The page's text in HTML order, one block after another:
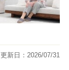
更新日：2026/07/31